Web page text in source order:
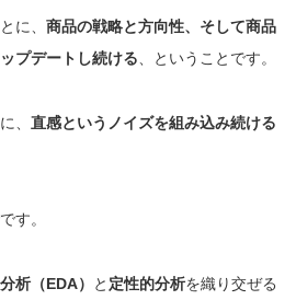
に、 商品の戦略と方向性、そして商品
プデートし続ける 、ということです。
、 直感というノイズを組み込み続ける
です。
析（EDA） と 定性的分析を織り交ぜる